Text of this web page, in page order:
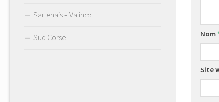
Nom
Site
Sartenais – Valinco
Sud Corse